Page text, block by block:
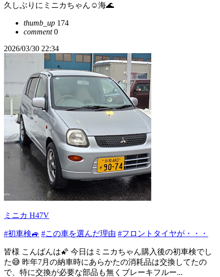
久しぶりにミニカちゃん☺️海🌊
thumb_up 174
comment0
2026/03/30 22:34
ミニカ H47V
#初車検🚙 #この車を選んだ理由 #フロントタイヤが・・・
皆様 こんばんは🌠 今日はミニカちゃん購入後の初車検でし
た😅 昨年7月の納車時にあらかたの消耗品は交換してたの
で、特に交換が必要な部品も無くブレーキフルー...